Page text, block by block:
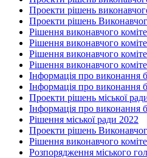
Проекти рішень
Проекти рішень
Рішення виконавчого
Рішення виконавчого
Рішення виконавчого
Рішення виконавчого
Інформація про виконання
Інформація про виконання
Проекти рішень міської
Інформація про виконання
Рішення міської ради 2022
Проекти рішень
Рішення виконавчого
Розпорядження міського